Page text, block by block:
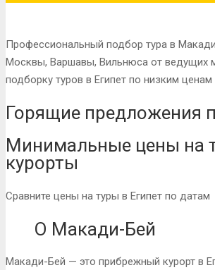
Профессиональный подбор тура в
Москвы, Варшавы, Вильнюса от ведущих
подборку туров в Египет по низким ценам
Горящие предложения
Минимальные цены на
курорты
Сравните цены на туры в Египет по датам
О Макади-Бей
Макади-Бей — это прибрежный курорт в